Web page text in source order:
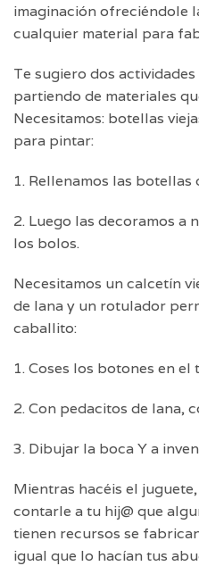
imaginación ofreciéndole
cualquier material para
Te sugiero dos
partiendo de materiales
Necesitamos: botellas
para pintar:
1. Rellenamos las botellas
2. Luego las decoramos a
los bolos.
Necesitamos un calcetín
de lana y un rotulador
caballito:
1. Coses los botones en
2. Con pedacitos de lana,
3. Dibujar la boca Y a
Mientras hacéis el
contarle a tu hij@ que
tienen recursos se
igual que lo hacían tus